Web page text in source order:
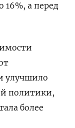
а перед
улучшило
политики,
более